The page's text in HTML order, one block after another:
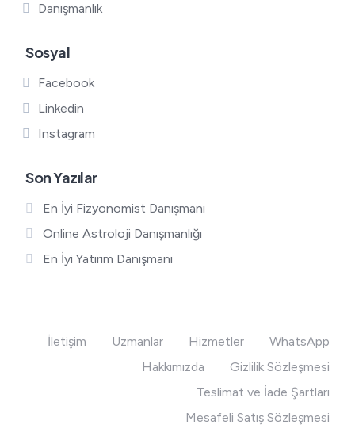
Danışmanlık
Sosyal
Facebook
Linkedin
Instagram
Son Yazılar
En İyi Fizyonomist Danışmanı
Online Astroloji Danışmanlığı
En İyi Yatırım Danışmanı
İletişim Uzmanlar Hizmetler
WhatsApp
Hakkımızda
Gizlilik Sözleşmesi
Teslimat ve İade Şartları
Mesafeli Satış Sözleşmesi